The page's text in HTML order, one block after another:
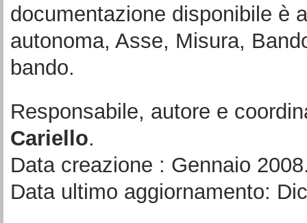
documentazione disponibile è
autonoma, Asse, Misura,
bando.
Responsabile, autore e
Cariello.
Data creazione : Gennaio
Data ultimo aggiornamento: